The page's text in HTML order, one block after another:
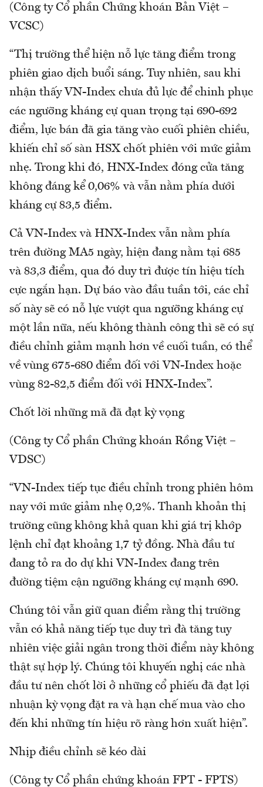
(Công ty Cổ phần Chứng khoán Bản Việt –
VCSC)
“Thị trường thể hiện nỗ lực tăng điểm trong
phiên giao dịch buổi sáng. Tuy nhiên, sau khi
nhận thấy VN-Index chưa đủ lực để chinh phục
các ngưỡng kháng cự quan trọng tại 690-692
điểm, lực bán đã gia tăng vào cuối phiên chiều,
khiến chỉ số sàn HSX chốt phiên với mức giảm
nhẹ. Trong khi đó, HNX-Index đóng cửa tăng
không đáng kể 0,06% và vẫn nằm phía dưới
kháng cự 83,5 điểm.
Cả VN-Index và HNX-Index vẫn nằm phía
trên đường MA5 ngày, hiện đang nằm tại 685
và 83,3 điểm, qua đó duy trì được tín hiệu tích
cực ngắn hạn. Dự báo vào đầu tuần tới, các chỉ
số này sẽ có nỗ lực vượt qua ngưỡng kháng cự
một lần nữa, nếu không thành công thì sẽ có sự
điều chỉnh giảm mạnh hơn về cuối tuần, có thể
về vùng 675-680 điểm đối với VN-Index hoặc
vùng 82-82,5 điểm đối với HNX-Index”.
Chốt lời những mã đã đạt kỳ vọng
(Công ty Cổ phần Chứng khoán Rồng Việt –
VDSC)
“VN-Index tiếp tục điều chỉnh trong phiên hôm
nay với mức giảm nhẹ 0,2%. Thanh khoản thị
trường cũng không khả quan khi giá trị khớp
lệnh chỉ đạt khoảng 1,7 tỷ đồng. Nhà đầu tư
đang tỏ ra do dự khi VN-Index đang trên
đường tiệm cận ngưỡng kháng cự mạnh 690.
Chúng tôi vẫn giữ quan điểm rằng thị trường
vẫn có khả năng tiếp tục duy trì đà tăng tuy
nhiên việc giải ngân trong thời điểm này không
thật sự hợp lý. Chúng tôi khuyến nghị các nhà
đầu tư nên chốt lời ở những cổ phiếu đã đạt lợi
nhuận kỳ vọng đặt ra và hạn chế mua vào cho
đến khi những tín hiệu rõ ràng hơn xuất hiện”.
Nhịp điều chỉnh sẽ kéo dài
(Công ty Cổ phần chứng khoán FPT - FPTS)